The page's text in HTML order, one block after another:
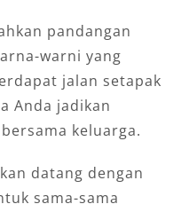
pandangan
warni yang
jalan setapak
Anda jadikan
keluarga.
datang dengan
sama-sama